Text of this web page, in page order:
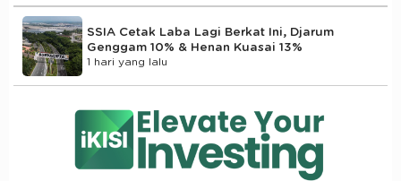
SSIA Cetak Laba Lagi Berkat Ini, Djarum
Genggam 10% & Henan Kuasai 13%
1 hari yang lalu